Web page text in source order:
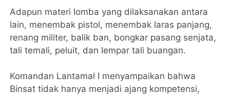
Adapun materi lomba yang dilaksanakan antara
lain, menembak pistol, menembak laras panjang,
renang militer, balik ban, bongkar pasang senjata,
tali temali, peluit, dan lempar tali buangan.
Komandan Lantamal I menyampaikan bahwa
Binsat tidak hanya menjadi ajang kompetensi,